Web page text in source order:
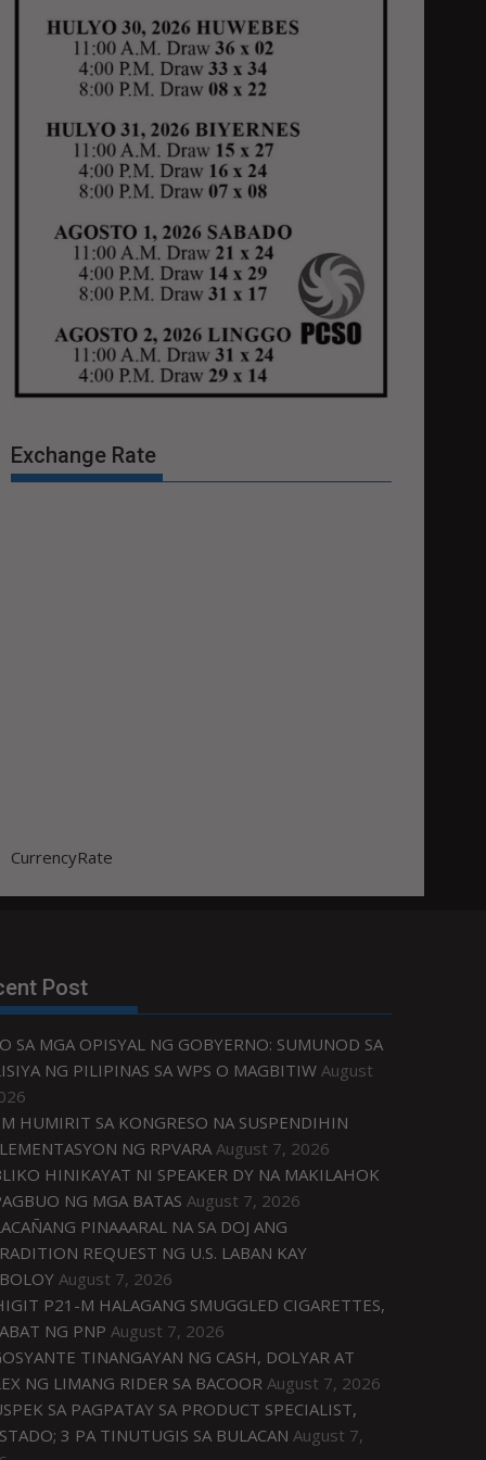
Exchange Rate
CurrencyRate
Post
SA MGA OPISYAL NG GOBYERNO: SUMUNOD SA
NG PILIPINAS SA WPS O MAGBITIW August
HUMIRIT SA KONGRESO NA SUSPENDIHIN
NG RPVARA August 7, 2026
HINIKAYAT NI SPEAKER DY NA MAKILAHOK
NG MGA BATAS August 7, 2026
PINAAARAL NA SA DOJ ANG
REQUEST NG U.S. LABAN KAY
August 7, 2026
P21-M HALAGANG SMUGGLED CIGARETTES,
NG PNP August 7, 2026
TINANGAYAN NG CASH, DOLYAR AT
NG LIMANG RIDER SA BACOOR August 7, 2026
SA PAGPATAY SA PRODUCT SPECIALIST,
3 PA TINUTUGIS SA BULACAN August 7,